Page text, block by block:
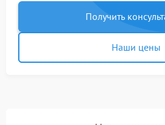
Получить
Наши цены